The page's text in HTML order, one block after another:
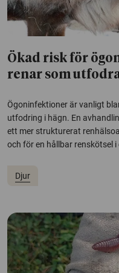
Ökad risk för
renar som
Ögoninfektioner är vanligt
utfodring i hägn. En
ett mer strukturerat
och för en hållbar renskötsel
Djur